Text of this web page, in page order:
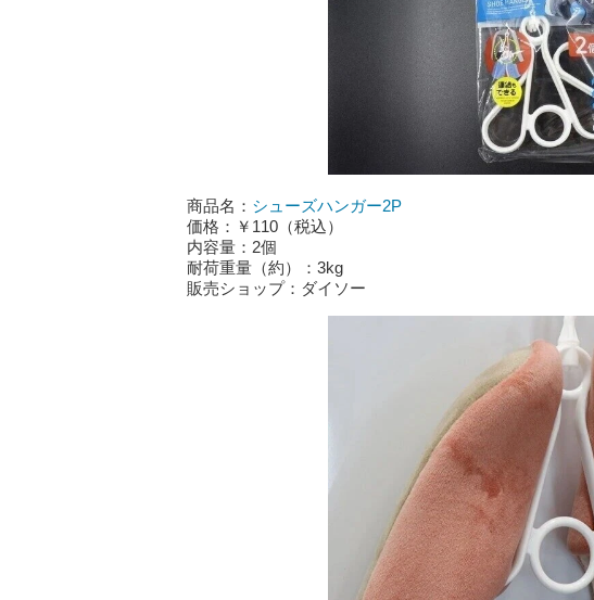
商品名： シューズハンガー2P
価格：￥110（税込）
内容量：2個
耐荷重量（約）：3kg
販売ショップ：ダイソー